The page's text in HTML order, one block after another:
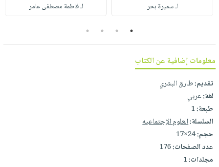
خدمات
وفرات
انشر
كتابك
تواصل
معنا
الإصدارات
لـ سميرة بحر
لـ فاطمة مصطفى عامر
1
2
3
4
معلومات إضافية عن الكتاب
تقديم:طارق البشري
لغة:عربي
طبعة:1
السلسلة:العلوم الإجتماعيه
حجم:24×17
عدد الصفحات:176
مجلدات:1